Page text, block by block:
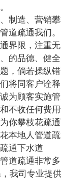
造、营销攀
道疏通我们
界限，注重
的品德、健
，倘若操纵
将同客户诠
为顾客实施管
不收任何费用
你攀枝花疏
本地人管道
通下水道
道疏通非常
，我司专业提